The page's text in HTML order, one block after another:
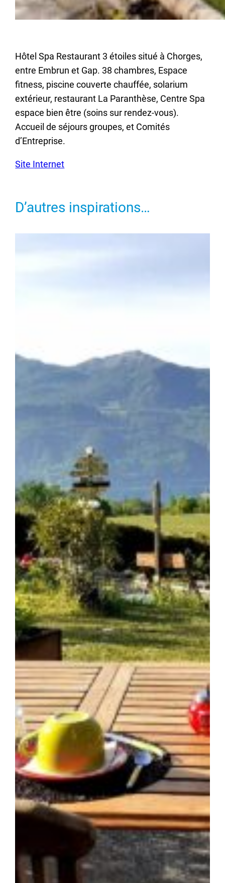
Hôtel Spa Restaurant 3 étoiles situé à Chorges,
entre Embrun et Gap. 38 chambres, Espace
fitness, piscine couverte chauffée, solarium
extérieur, restaurant La Paranthèse, Centre Spa
espace bien être (soins sur rendez-vous).
Accueil de séjours groupes, et Comités
d’Entreprise.
Site Internet
D’autres inspirations…